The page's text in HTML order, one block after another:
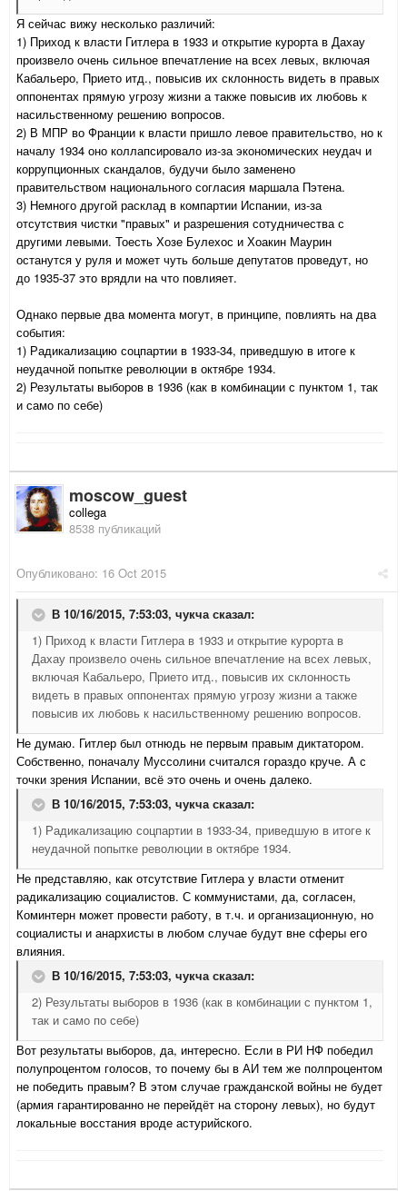
Я сейчас вижу несколько различий:
1) Приход к власти Гитлера в 1933 и открытие курорта в Дахау
произвело очень сильное впечатление на всех левых, включая
Кабальеро, Прието итд., повысив их склонность видеть в правых
оппонентах прямую угрозу жизни а также повысив их любовь к
насильственному решению вопросов.
2) В МПР во Франции к власти пришло левое правительство, но к
началу 1934 оно коллапсировало из-за экономических неудач и
коррупционных скандалов, будучи было заменено
правительством национального согласия маршала Пэтена.
3) Немного другой расклад в компартии Испании, из-за
отсутствия чистки "правых" и разрешения сотудничества с
другими левыми. Тоесть Хозе Булехос и Хоакин Маурин
останутся у руля и может чуть больше депутатов проведут, но
до 1935-37 это врядли на что повлияет.
Однако первые два момента могут, в принципе, повлиять на два
события:
1) Радикализацию соцпартии в 1933-34, приведшую в итоге к
неудачной попытке революции в октябре 1934.
2) Результаты выборов в 1936 (как в комбинации с пунктом 1, так
и само по себе)
moscow_guest
collega
8538 публикаций
Опубликовано: 16 Oct 2015
В 10/16/2015, 7:53:03, чукча сказал:
1) Приход к власти Гитлера в 1933 и открытие курорта в
Дахау произвело очень сильное впечатление на всех левых,
включая Кабальеро, Прието итд., повысив их склонность
видеть в правых оппонентах прямую угрозу жизни а также
повысив их любовь к насильственному решению вопросов.
Не думаю. Гитлер был отнюдь не первым правым диктатором.
Собственно, поначалу Муссолини считался гораздо круче. А с
точки зрения Испании, всё это очень и очень далеко.
В 10/16/2015, 7:53:03, чукча сказал:
1) Радикализацию соцпартии в 1933-34, приведшую в итоге к
неудачной попытке революции в октябре 1934.
Не представляю, как отсутствие Гитлера у власти отменит
радикализацию социалистов. С коммунистами, да, согласен,
Коминтерн может провести работу, в т.ч. и организационную, но
социалисты и анархисты в любом случае будут вне сферы его
влияния.
В 10/16/2015, 7:53:03, чукча сказал:
2) Результаты выборов в 1936 (как в комбинации с пунктом 1,
так и само по себе)
Вот результаты выборов, да, интересно. Если в РИ НФ победил
полупроцентом голосов, то почему бы в АИ тем же полпроцентом
не победить правым? В этом случае гражданской войны не будет
(армия гарантированно не перейдёт на сторону левых), но будут
локальные восстания вроде астурийского.